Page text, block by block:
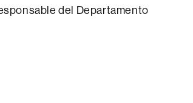
del Departamento